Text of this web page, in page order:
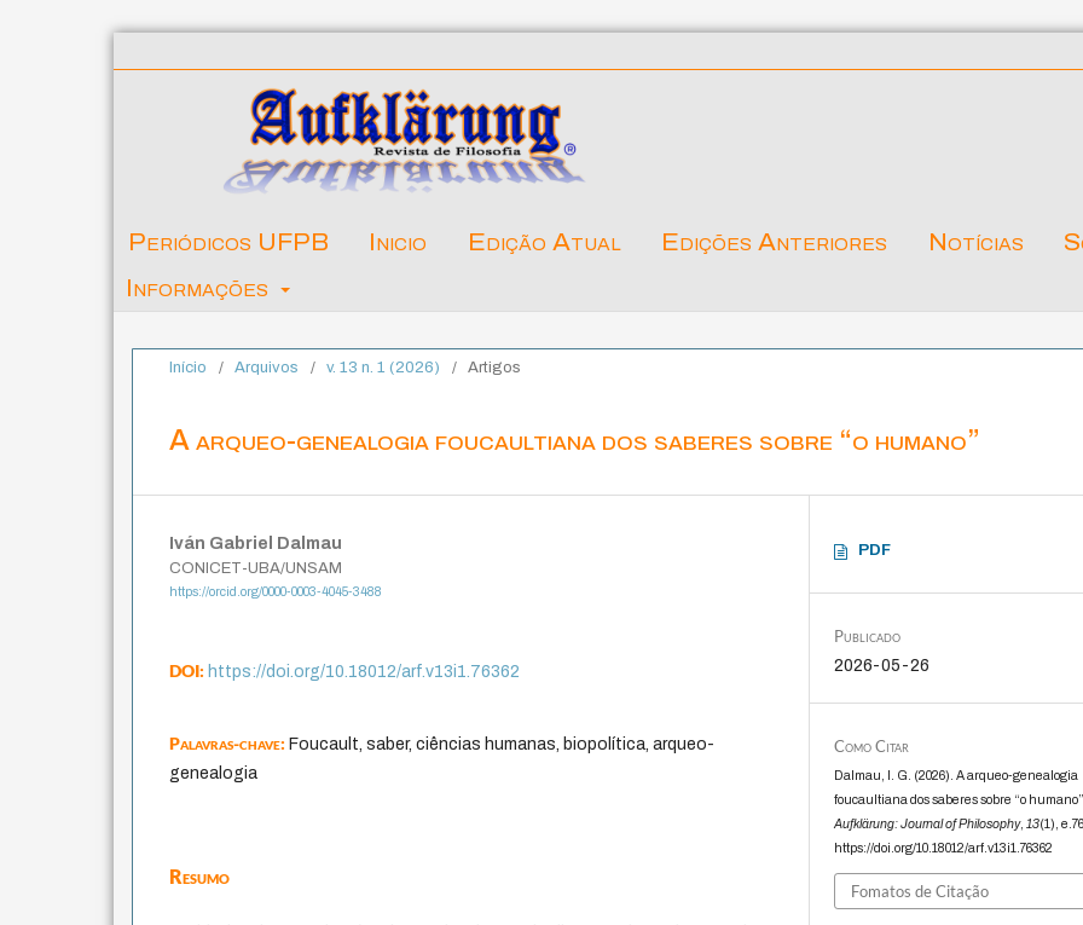
Periódicos UFPB Inicio Edição Atual Edições Anteriores Notícias
Informações
Início / Arquivos / v. 13 n. 1 (2026) / Artigos
A arqueo-genealogia foucaultiana dos saberes sobre “o humano”
Iván Gabriel Dalmau
CONICET-UBA/UNSAM
https://orcid.org/0000-0003-4045-3488
DOI:https://doi.org/10.18012/arf.v13i1.76362
Palavras-chave:Foucault, saber, ciências humanas, biopolítica, arqueo-
genealogia
Resumo
PDF
Publicado
2026-05-26
Como Citar
Dalmau, I. G. (2026). A arqueo-genealogia
foucaultiana dos saberes sobre “o humano”.
Aufklärung: Journal of Philosophy, 13(1),
https://doi.org/10.18012/arf.v13i1.76362
Fomatos de Citação